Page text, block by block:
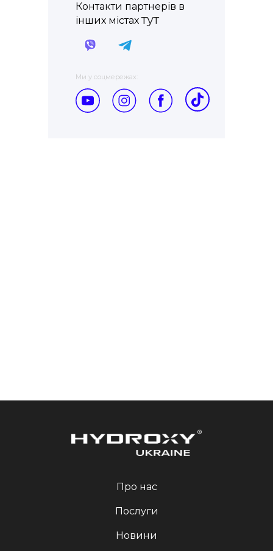
Контакти партнерів в
інших містахтут
Ми у соцмережах:
Про нас
Послуги
Новини